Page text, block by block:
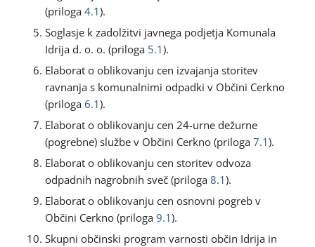
(priloga 4.1).
Soglasje k zadolžitvi javnega podjetja Komunala
Idrija d. o. o. (priloga 5.1).
Elaborat o oblikovanju cen izvajanja storitev
ravnanja s komunalnimi odpadki v Občini Cerkno
(priloga 6.1).
Elaborat o oblikovanju cen 24-urne dežurne
(pogrebne) službe v Občini Cerkno (priloga 7.1).
Elaborat o oblikovanju cen storitev odvoza
odpadnih nagrobnih sveč (priloga 8.1).
Elaborat o oblikovanju cen osnovni pogreb v
Občini Cerkno (priloga 9.1).
Skupni občinski program varnosti občin Idrija in